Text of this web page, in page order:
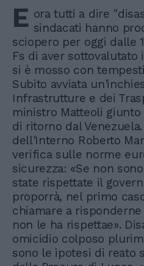
E ora tutti a dire
sindacati hanno
sciopero per oggi dalle
Fs di aver sottovalutato
si è mosso con
Subito avviata
Infrastrutture e dei
ministro Matteoli giunto
di ritorno dal
dell'Interno Roberto
verifica sulle norme
sicurezza: «Se non
state rispettate il
proporrà, nel primo
chiamare a
non le ha rispettae».
omicidio colposo
sono le ipotesi di reato